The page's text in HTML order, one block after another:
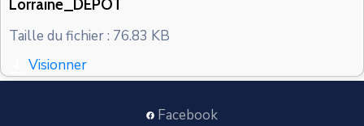
Lorraine_DEPOT
Taille du fichier : 76.83 KB
Visionner
Facebook